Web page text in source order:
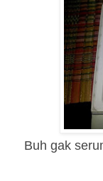
Buh gak